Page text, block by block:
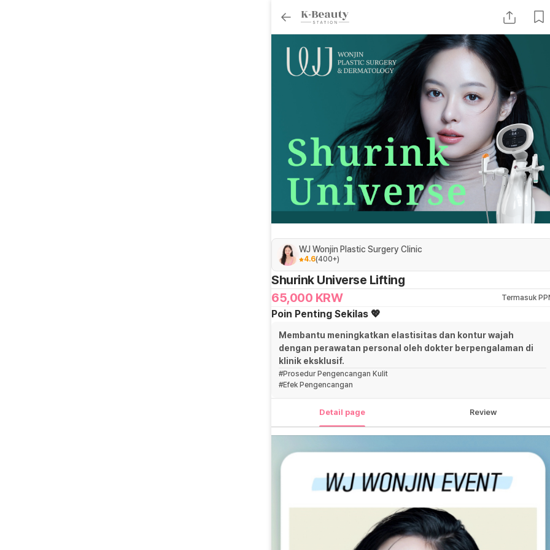
WJ Wonjin Plastic Surgery Clinic
4.6(400+)
Shurink Universe Lifting
65,000 KRW Termasuk
Poin Penting Sekilas 💖
Membantu meningkatkan elastisitas dan kontur wajah
dengan perawatan personal oleh dokter berpengalaman di
klinik eksklusif.
#Prosedur Pengencangan Kulit
#Efek Pengencangan
Detail page Review